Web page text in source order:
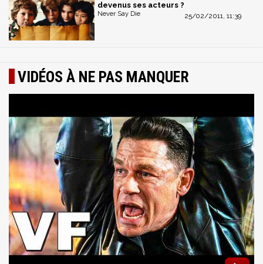
devenus ses acteurs ?
25/02/2011, 11:39
Never Say Die
VIDÉOS À NE PAS MANQUER